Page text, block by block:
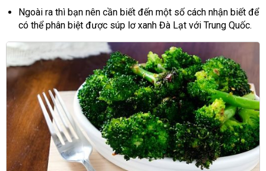
Ngoài ra thì bạn nên cần biết đến một số cách nhận biết để
có thể phân biệt được súp lơ xanh Đà Lạt với Trung Quốc.